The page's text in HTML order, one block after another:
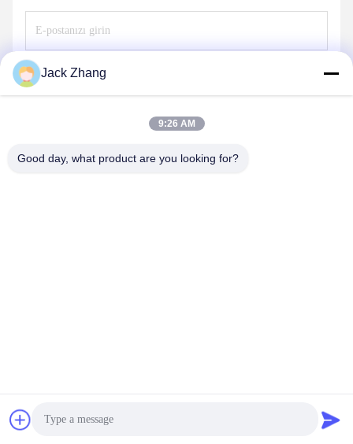
Çin İyi Kalite Park yeri ödeme istasyonu Tedarikçi. telif hakkı © 2014-2026
Shenzhen Lean Kiosk Systems Co., Ltd. . Her hakkı saklıdır.
Jack Zhang
9:26 AM
Good day, what product are you looking for?